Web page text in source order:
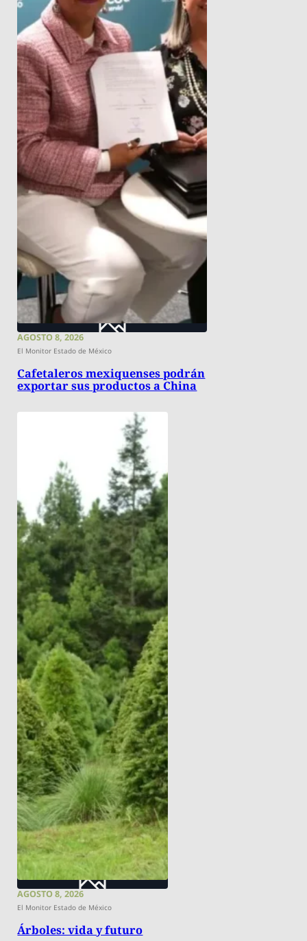
AGOSTO 8, 2026
El Monitor Estado de México
Cafetaleros mexiquenses podrán
exportar sus productos a China
AGOSTO 8, 2026
El Monitor Estado de México
Árboles: vida y futuro